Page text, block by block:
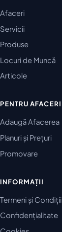
Afaceri
Servicii
Produse
Locuri de Muncă
Articole
PENTRU AFACERI
Adaugă Afacerea
Planuri și Prețuri
Promovare
INFORMAȚII
Termeni și Condiții
Confidențialitate